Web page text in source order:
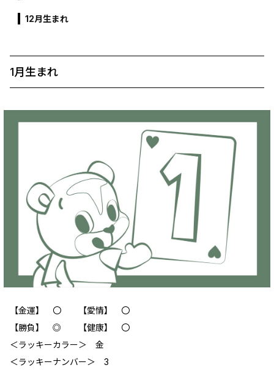
12月生まれ
1月生まれ
【金運】 〇 【愛情】 〇
【勝負】 ◎ 【健康】 〇
＜ラッキーカラー＞ 金
＜ラッキーナンバー＞ 3